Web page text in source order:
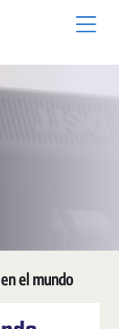
el mundo